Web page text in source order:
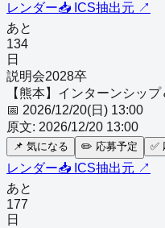
レンダー📥 ICS抽出元 ↗
あと
134
日
説明会2028卒
【熊本】インターンシッ
📅 2026/12/20(日) 13:00
原文: 2026/12/20 13:00
📌 気になる ✏️ 応募予定 ✅
レンダー📥 ICS抽出元 ↗
あと
177
日